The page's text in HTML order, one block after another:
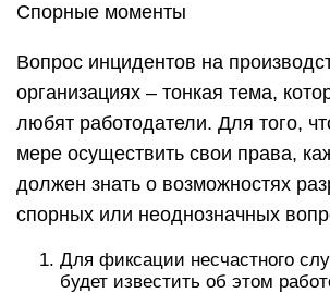
Спорные моменты
Вопрос инцидентов на
организациях – тонкая тема,
любят работодатели. Для того,
мере осуществить свои права,
должен знать о возможностях
спорных или неоднозначных
Для фиксации несчастного
будет известить об этом